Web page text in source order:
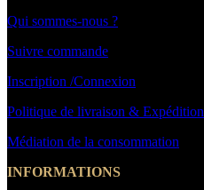
Qui sommes-nous ?
Suivre commande
Inscription /Connexion
Politique de livraison & Expédition
Médiation de la consommation
INFORMATIONS